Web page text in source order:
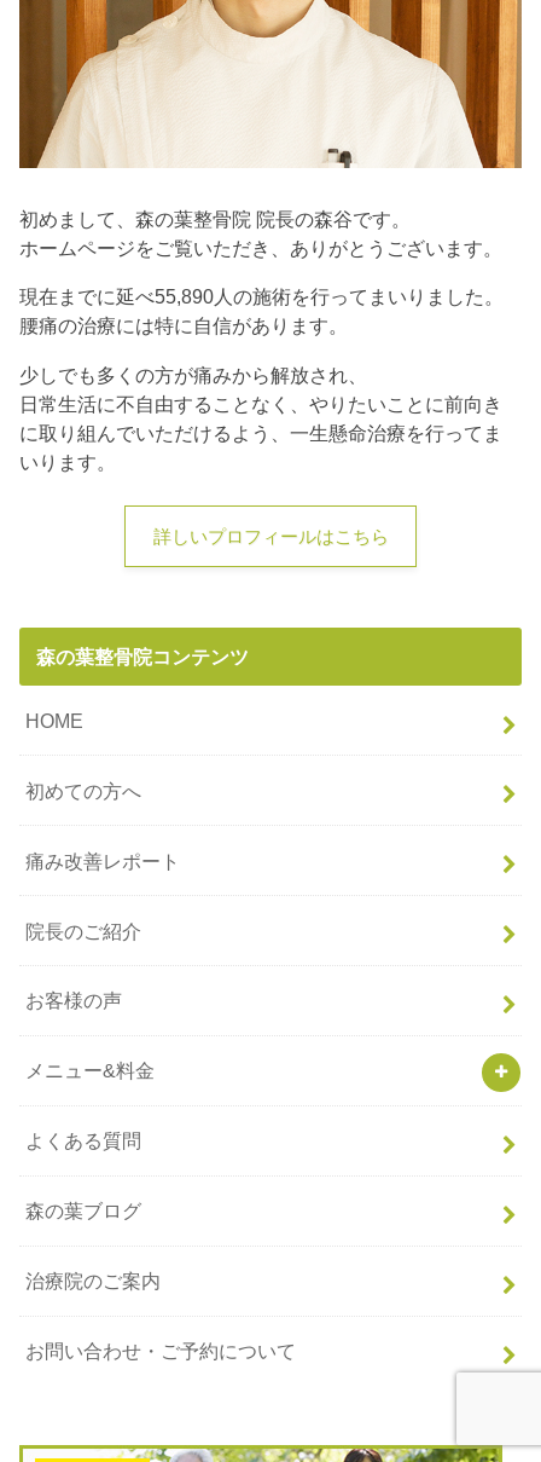
初めまして、森の葉整骨院 院長の森谷です。
ホームページをご覧いただき、ありがとうございます。
現在までに延べ55,890人の施術を行ってまいりました。
腰痛の治療には特に自信があります。
少しでも多くの方が痛みから解放され、
日常生活に不自由することなく、やりたいことに前向き
に取り組んでいただけるよう、一生懸命治療を行ってま
いります。
詳しいプロフィールはこちら
森の葉整骨院コンテンツ
HOME
初めての方へ
痛み改善レポート
院長のご紹介
お客様の声
メニュー&料金
よくある質問
森の葉ブログ
治療院のご案内
お問い合わせ・ご予約について